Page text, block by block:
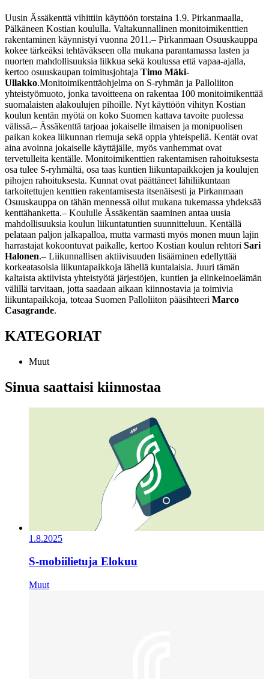
Uusin Ässäkenttä vihittiin käyttöön torstaina 1.9. Pirkanmaalla,
Pälkäneen Kostian koululla. Valtakunnallinen monitoimikenttien
rakentaminen käynnistyi vuonna 2011.– Pirkanmaan Osuuskauppa
kokee tärkeäksi tehtäväkseen olla mukana parantamassa lasten ja
nuorten mahdollisuuksia liikkua sekä koulussa että vapaa-ajalla,
kertoo osuuskaupan toimitusjohtaja Timo Mäki-
Ullakko.Monitoimikenttäohjelma on S-ryhmän ja Palloliiton
yhteistyömuoto, jonka tavoitteena on rakentaa 100 monitoimikenttää
suomalaisten alakoulujen pihoille. Nyt käyttöön vihityn Kostian
koulun kentän myötä on koko Suomen kattava tavoite puolessa
välissä.– Ässäkenttä tarjoaa jokaiselle ilmaisen ja monipuolisen
paikan kokea liikunnan riemuja sekä oppia yhteispeliä. Kentät ovat
aina avoinna jokaiselle käyttäjälle, myös vanhemmat ovat
tervetulleita kentälle. Monitoimikenttien rakentamisen rahoituksesta
osa tulee S-ryhmältä, osa taas kuntien liikuntapaikkojen ja koulujen
pihojen rahoituksesta. Kunnat ovat päättäneet lähiliikuntaan
tarkoitettujen kenttien rakentamisesta itsenäisesti ja Pirkanmaan
Osuuskauppa on tähän mennessä ollut mukana tukemassa yhdeksää
kenttähanketta.– Koululle Ässäkentän saaminen antaa uusia
mahdollisuuksia koulun liikuntatuntien suunnitteluun. Kentällä
pelataan paljon jalkapalloa, mutta varmasti myös monen muun lajin
harrastajat kokoontuvat paikalle, kertoo Kostian koulun rehtori Sari
Halonen.– Liikunnallisen aktiivisuuden lisääminen edellyttää
korkeatasoisia liikuntapaikkoja lähellä kuntalaisia. Juuri tämän
kaltaista aktiivista yhteistyötä järjestöjen, kuntien ja elinkeinoelämän
välillä tarvitaan, jotta saadaan aikaan kiinnostavia ja toimivia
liikuntapaikkoja, toteaa Suomen Palloliiton pääsihteeri Marco
Casagrande.
KATEGORIAT
Muut
Sinua saattaisi kiinnostaa
1.8.2025
S-mobiilietuja Elokuu
Muut